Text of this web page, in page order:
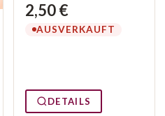
2,50 €
AUSVERKAUFT
DETAILS